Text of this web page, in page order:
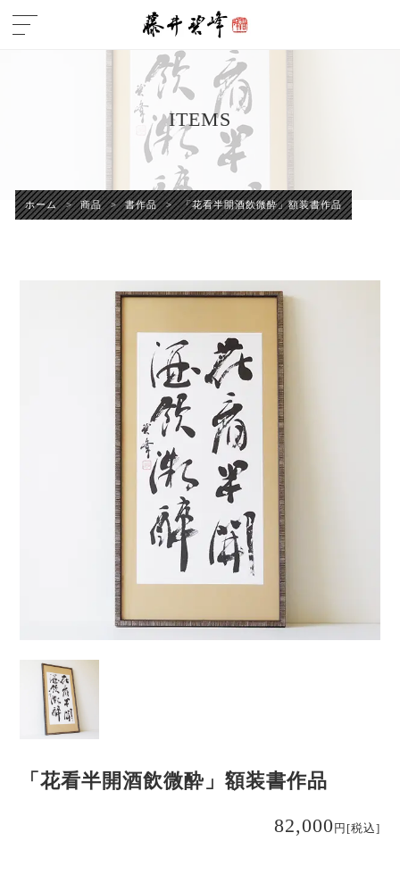
ITEMS
ホーム > 商品 > 書作品 > 「花看半開酒飲微酔」額装書作品
「花看半開酒飲微酔」額装書作品
82,000 円 [税込]